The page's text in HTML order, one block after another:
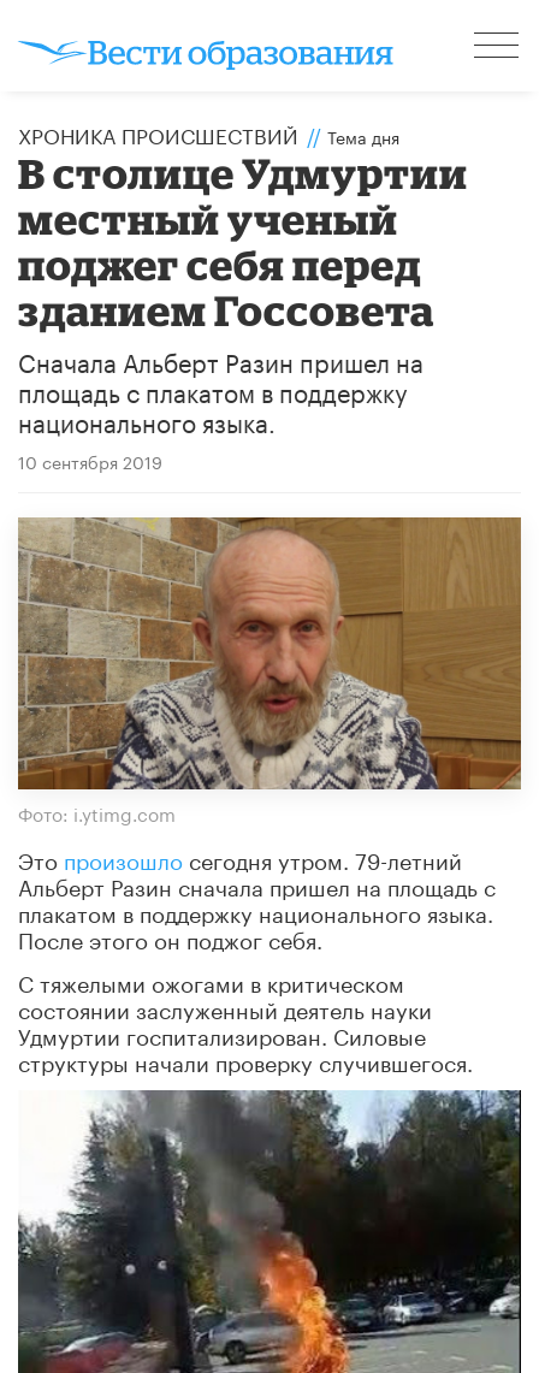
ХРОНИКА ПРОИСШЕСТВИЙ // Тема дня
В столице Удмуртии
местный ученый
поджег себя перед
зданием Госсовета
Сначала Альберт Разин пришел на
площадь с плакатом в поддержку
национального языка.
10 сентября 2019
Фото: i.ytimg.com
Это произошло сегодня утром. 79-летний
Альберт Разин сначала пришел на площадь с
плакатом в поддержку национального языка.
После этого он поджог себя.
С тяжелыми ожогами в критическом
состоянии заслуженный деятель науки
Удмуртии госпитализирован. Силовые
структуры начали проверку случившегося.